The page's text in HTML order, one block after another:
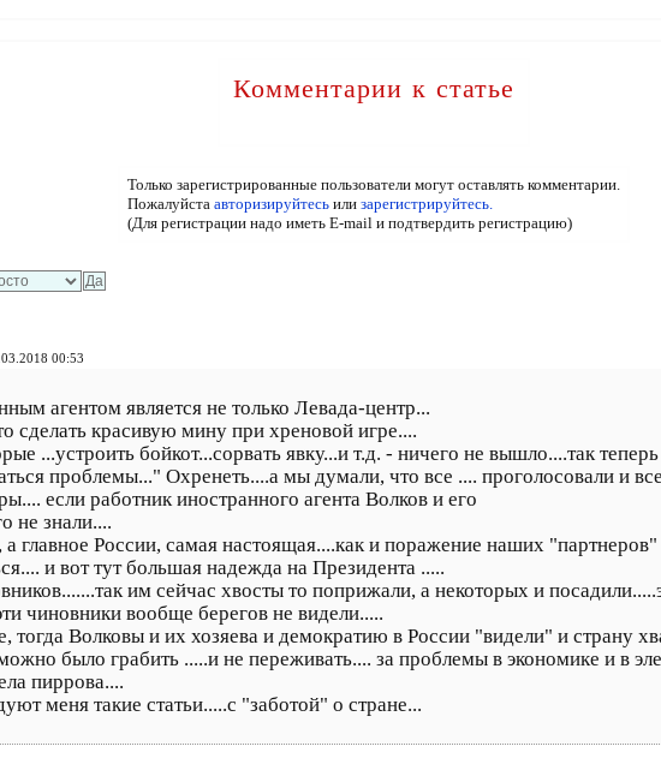
Комментарии к статье
Только зарегистрированные пользователи могут оставлять комментарии.
Пожалуйста авторизируйтесьили зарегистрируйтесь.
(Для регистрации надо иметь E-mail и подтвердить регистрацию)
00:53
агентом является не только Левада-центр...
сделать красивую мину при хреновой игре....
...устроить бойкот...сорвать явку...и т.д. - ничего не вышло....так
проблемы..." Охренеть....а мы думали, что все .... проголосовали и
если работник иностранного агента Волков и его
не знали....
главное России, самая настоящая....как и поражение наших "партнеров"
и вот тут большая надежда на Президента .....
им сейчас хвосты то поприжали, а некоторых и
чиновники вообще берегов не видели.....
тогда Волковы и их хозяева и демократию в России "видели" и страну
было грабить .....и не переживать.... за проблемы в экономике и в
пиррова....
меня такие статьи.....с "заботой" о стране...